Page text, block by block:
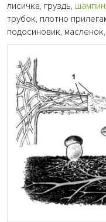
лисичка, груздь,
трубок, плотно
подосиновик,